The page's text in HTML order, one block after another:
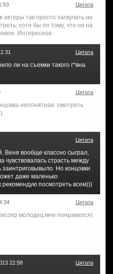
Цитата
так просто заскучать не
хотя бы по тому, что ни на
Интересное.
Цитата
ли на съемки такого г*вна
Цитата
непонятная. смотреть
Цитата
Веня вообще классно сыграл,
чувствовалась страсть между
заинтриговывыло. Но концовки
даже маленько
рекомендую посмотреть всем)))
Цитата
молодец.мне понравился)
22:58 Цитата